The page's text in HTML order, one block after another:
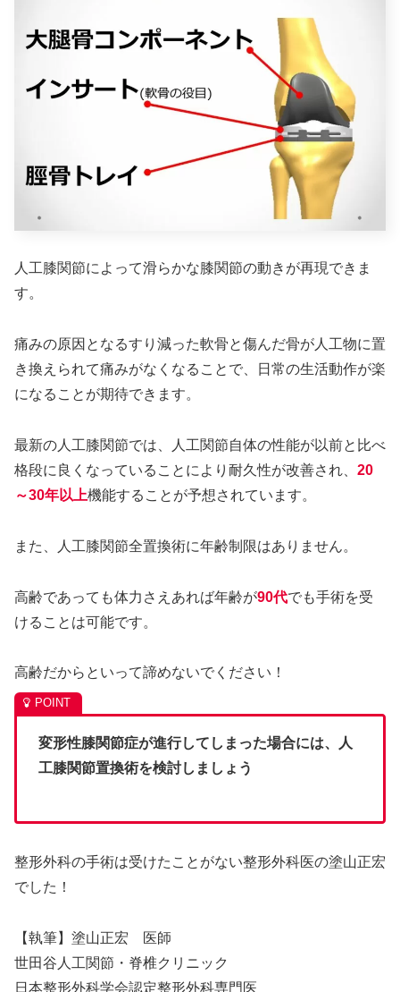
人工膝関節によって滑らかな膝関節の動きが再現できま
す。
痛みの原因となるすり減った軟骨と傷んだ骨が人工物に置
き換えられて痛みがなくなることで、日常の生活動作が楽
になることが期待できます。
最新の人工膝関節では、人工関節自体の性能が以前と比べ
格段に良くなっていることにより耐久性が改善され、 20
～30年以上機能することが予想されています。
また、人工膝関節全置換術に年齢制限はありません。
高齢であっても体力さえあれば年齢が90代でも手術を受
けることは可能です。
高齢だからといって諦めないでください！
変形性膝関節症が進行してしまった場合には、人
工膝関節置換術を検討しましょう
整形外科の手術は受けたことがない整形外科医の塗山正宏
でした！
【執筆】塗山正宏 医師
世田谷人工関節・脊椎クリニック
日本整形外科学会認定整形外科専門医